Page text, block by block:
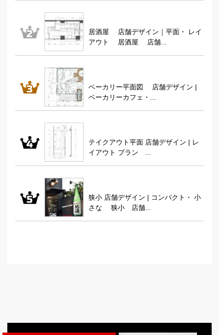
居酒屋 店舗デザイン｜平面・ レイ
アウト 居酒屋 店舗...
ベーカリー平面図 店舗デザイン |
ベーカリーカフェ・...
テイクアウト平面 店舗デザイン | レ
イアウト プラン ...
狭小 店舗デザイン | コンパクト・ 小
さな 狭小 店舗...